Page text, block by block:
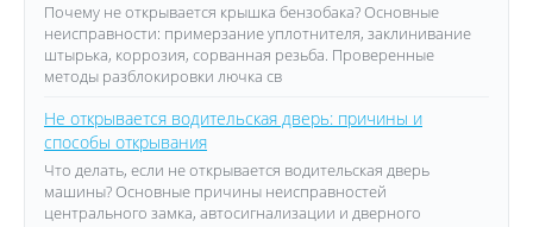
Почему не открывается крышка бензобака? Основные
неисправности: примерзание уплотнителя, заклинивание
штырька, коррозия, сорванная резьба. Проверенные
методы разблокировки лючка св
Не открывается водительская дверь: причины и
способы открывания
Что делать, если не открывается водительская дверь
машины? Основные причины неисправностей
центрального замка, автосигнализации и дверного